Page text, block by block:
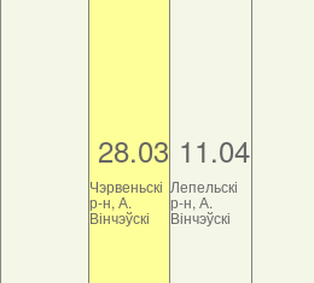
28.03
Чэрвеньскі
р-н, А.
Вінчэўскі
11.04
Лепельскі
р-н, А.
Вінчэўскі